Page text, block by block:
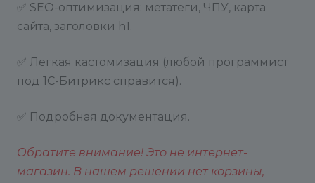
✅ SEO-оптимизация: метатеги, ЧПУ, карта
сайта, заголовки h1.
✅ Легкая кастомизация (любой программист
под 1С-Битрикс справится).
✅ Подробная документация.
Обратите внимание! Это не интернет-
магазин. В нашем решении нет корзины,